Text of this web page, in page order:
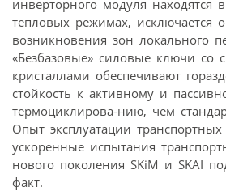
инверторного модуля находятся
тепловых режимах, исключается
возникновения зон локального
«Безбазовые» силовые ключи со
кристаллами обеспечивают
стойкость к активному и
термоциклирова-нию, чем
Опыт эксплуатации транспортных
ускоренные испытания
нового поколения SKiM и SKAI
факт.